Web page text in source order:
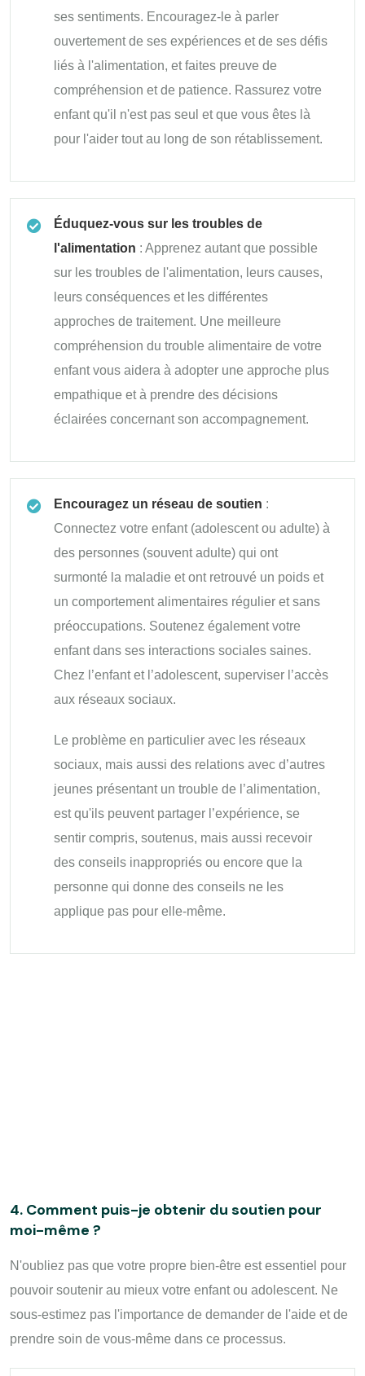
ses sentiments. Encouragez-le à parler
ouvertement de ses expériences et de ses défis
liés à l'alimentation, et faites preuve de
compréhension et de patience. Rassurez votre
enfant qu'il n'est pas seul et que vous êtes là
pour l'aider tout au long de son rétablissement.
Éduquez-vous sur les troubles de
l'alimentation : Apprenez autant que possible
sur les troubles de l'alimentation, leurs causes,
leurs conséquences et les différentes
approches de traitement. Une meilleure
compréhension du trouble alimentaire de votre
enfant vous aidera à adopter une approche plus
empathique et à prendre des décisions
éclairées concernant son accompagnement.
Encouragez un réseau de soutien :
Connectez votre enfant (adolescent ou adulte) à
des personnes (souvent adulte) qui ont
surmonté la maladie et ont retrouvé un poids et
un comportement alimentaires régulier et sans
préoccupations. Soutenez également votre
enfant dans ses interactions sociales saines.
Chez l’enfant et l’adolescent, superviser l’accès
aux réseaux sociaux.
Le problème en particulier avec les réseaux
sociaux, mais aussi des relations avec d’autres
jeunes présentant un trouble de l’alimentation,
est qu'ils peuvent partager l’expérience, se
sentir compris, soutenus, mais aussi recevoir
des conseils inappropriés ou encore que la
personne qui donne des conseils ne les
applique pas pour elle-même.
4. Comment puis-je obtenir du soutien pour
moi-même ?
N'oubliez pas que votre propre bien-être est essentiel pour
pouvoir soutenir au mieux votre enfant ou adolescent. Ne
sous-estimez pas l'importance de demander de l'aide et de
prendre soin de vous-même dans ce processus.